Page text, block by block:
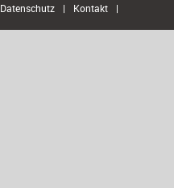
Datenschutz | Kontakt
|